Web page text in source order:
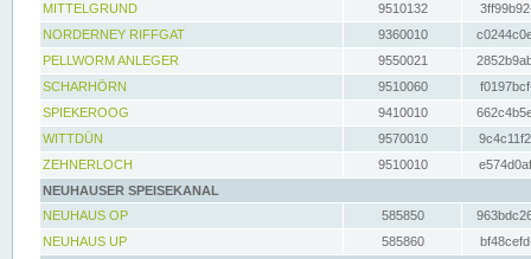
MITTELGRUND
9510132
NORDERNEY RIFFGAT
9360010
PELLWORM ANLEGER
9550021
SCHARHÖRN
9510060
SPIEKEROOG
9410010
WITTDÜN
9570010
ZEHNERLOCH
9510010
NEUHAUSER SPEISEKANAL
NEUHAUS OP
585850
NEUHAUS UP
585860